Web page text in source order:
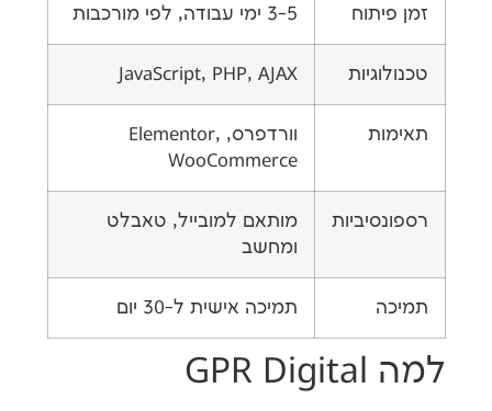
3-5 ימי עבודה, לפי מורכבות
JavaScript, PHP, AJAX
וורדפרס, Elementor,
WooCommerce
מותאם למובייל, טאבלט
תמיכה אישית ל-30 יום